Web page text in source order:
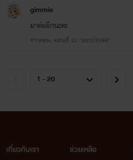
gimmie
มาต่ออีกนะคะ
จากตอน: ตอนที่ 22 “อยากไปส่ง”
เกี่ยวกับเรา
ช่วยเหลือ